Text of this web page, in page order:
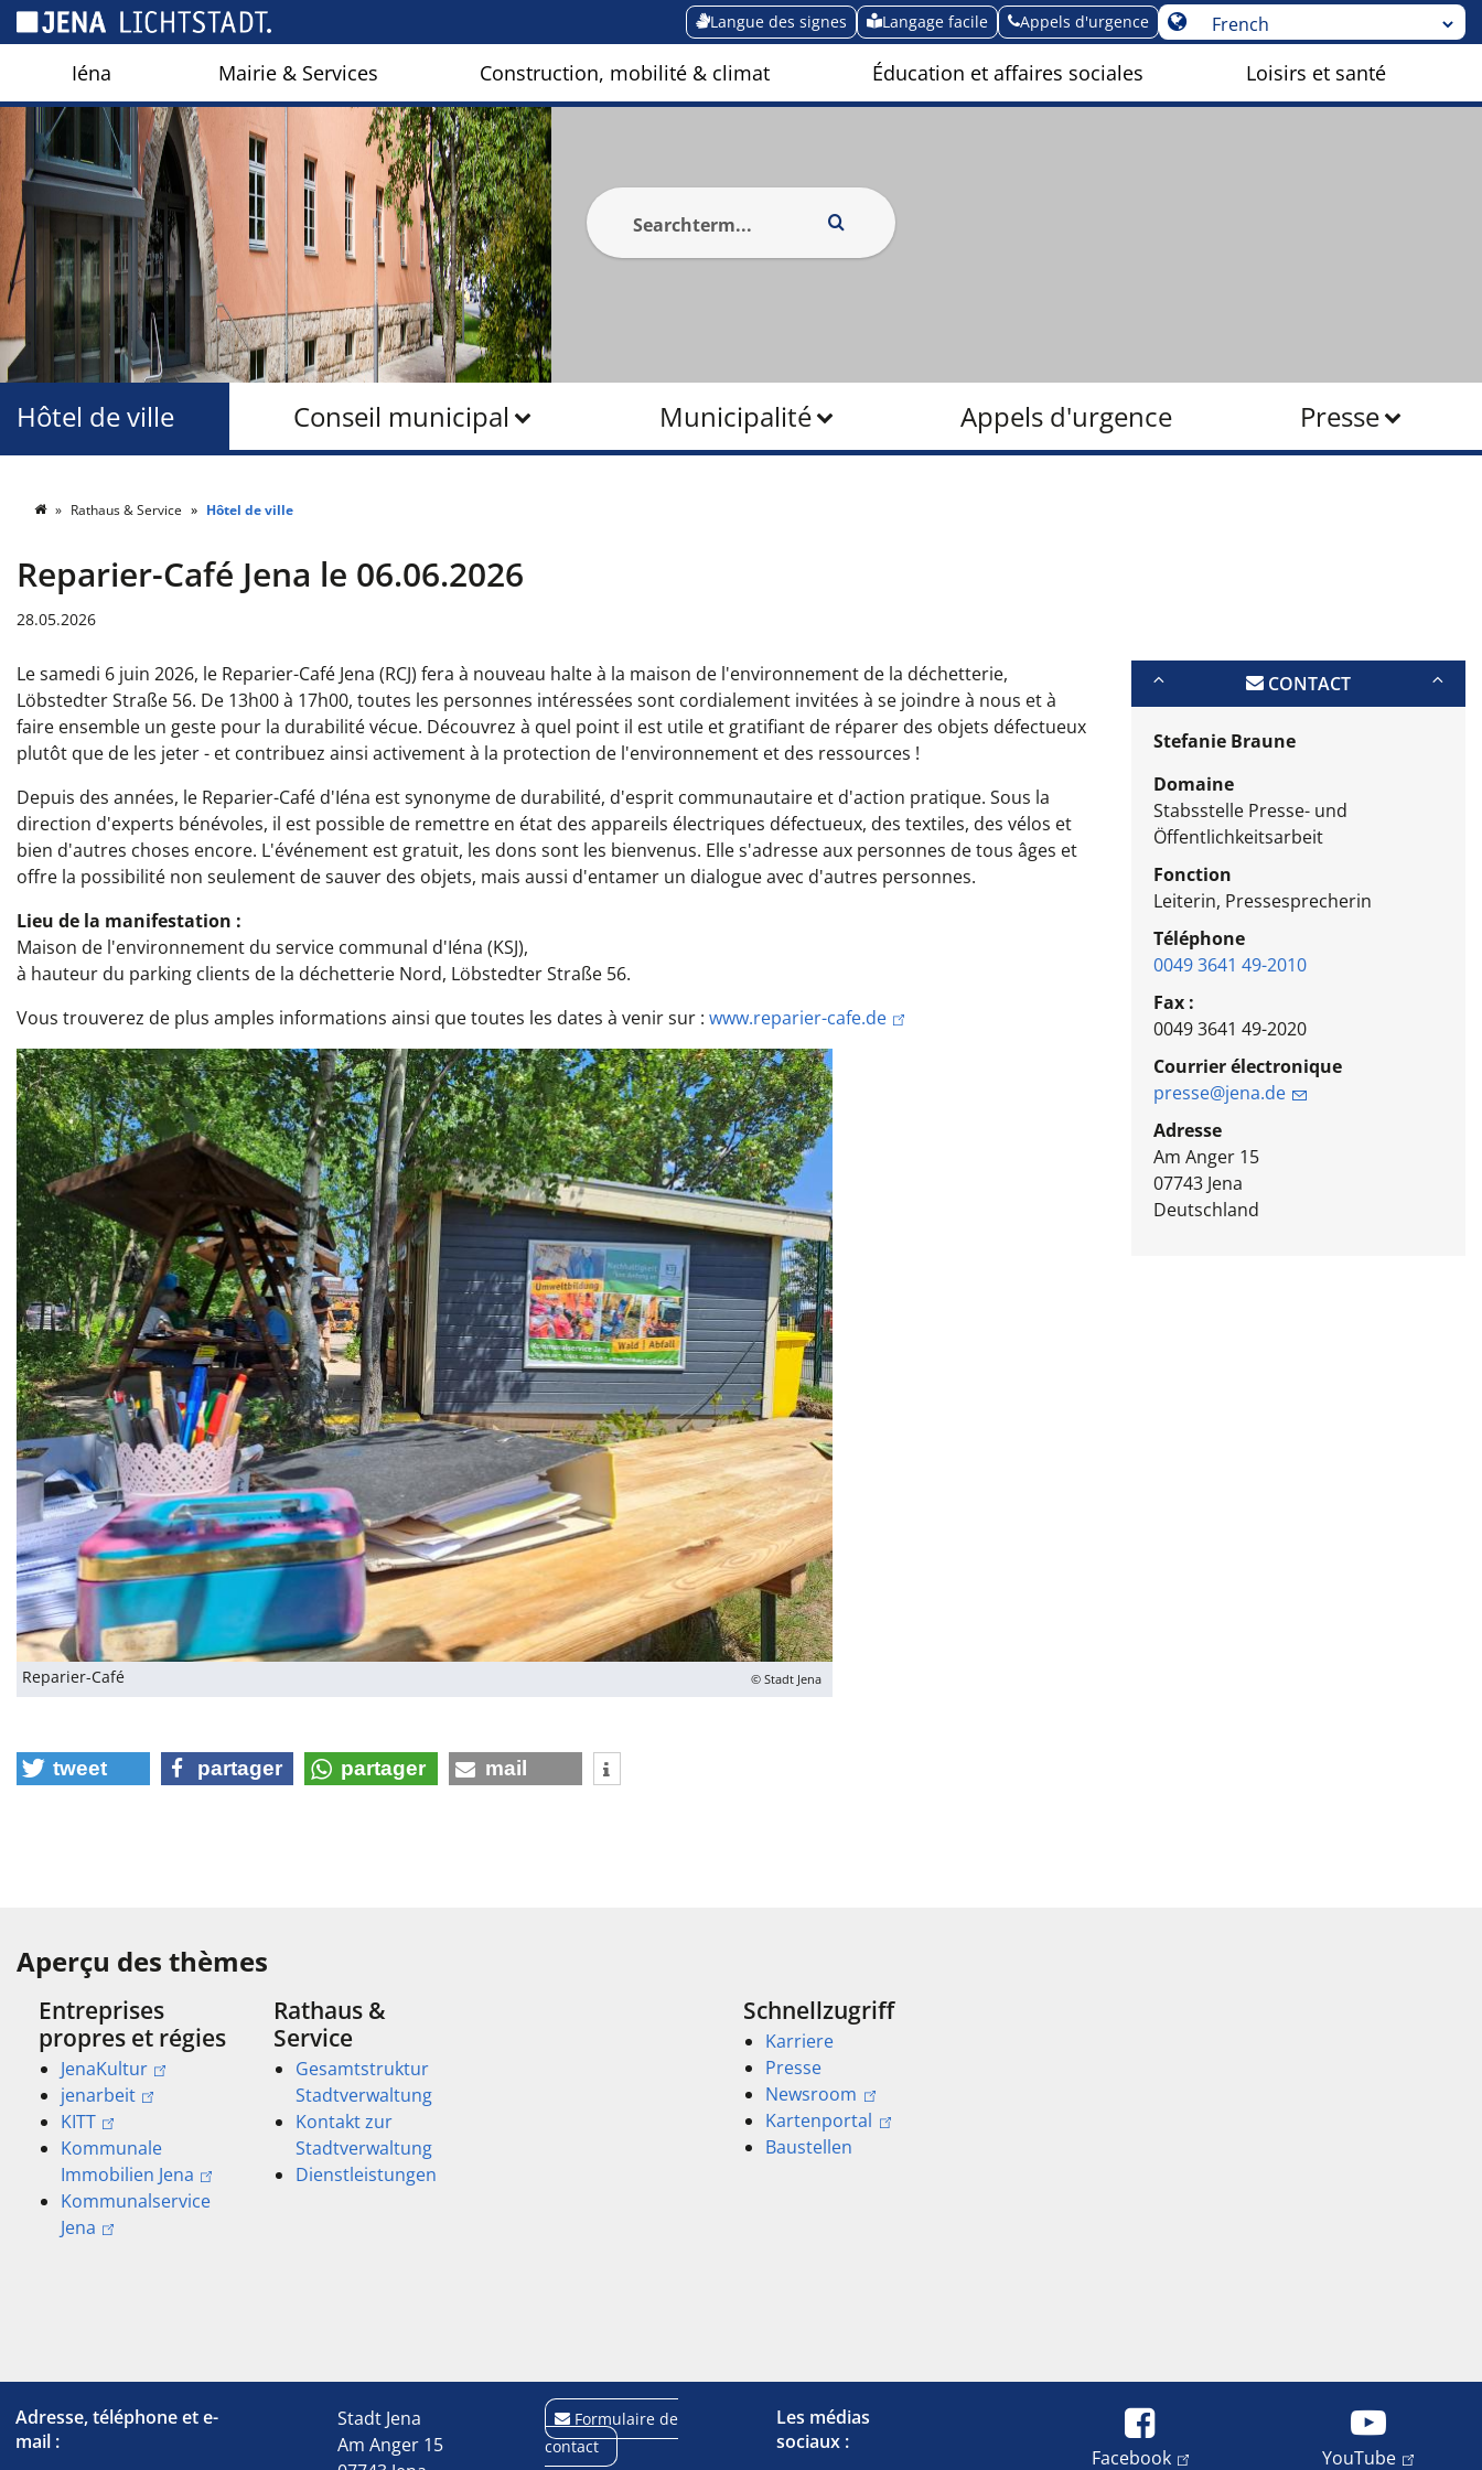
Langue des signes Langage facile Appels d'urgence
Iéna Mairie & Services Construction, mobilité & climat Éducation et affaires sociales Loisirs et santé
Conseil municipal Municipalité Appels d'urgence Presse
Hôtel de ville
Rathaus & Service Hôtel de ville
Reparier-Café Jena le 06.06.2026
28.05.2026
Le samedi 6 juin 2026, le Reparier-Café Jena (RCJ) fera à nouveau halte à la maison de l'environnement de la déchetterie,
Löbstedter Straße 56. De 13h00 à 17h00, toutes les personnes intéressées sont cordialement invitées à se joindre à nous et à
faire ensemble un geste pour la durabilité vécue. Découvrez à quel point il est utile et gratifiant de réparer des objets défectueux
plutôt que de les jeter - et contribuez ainsi activement à la protection de l'environnement et des ressources !
Depuis des années, le Reparier-Café d'Iéna est synonyme de durabilité, d'esprit communautaire et d'action pratique. Sous la
direction d'experts bénévoles, il est possible de remettre en état des appareils électriques défectueux, des textiles, des vélos et
bien d'autres choses encore. L'événement est gratuit, les dons sont les bienvenus. Elle s'adresse aux personnes de tous âges et
offre la possibilité non seulement de sauver des objets, mais aussi d'entamer un dialogue avec d'autres personnes.
Lieu de la manifestation :
Maison de l'environnement du service communal d'Iéna (KSJ),
à hauteur du parking clients de la déchetterie Nord, Löbstedter Straße 56.
Vous trouverez de plus amples informations ainsi que toutes les dates à venir sur : www.reparier-cafe.de
Reparier-Café © Stadt Jena
CONTACT
Stefanie Braune
Domaine
Stabsstelle Presse- und
Öffentlichkeitsarbeit
Fonction
Leiterin, Pressesprecherin
Téléphone
0049 3641 49-2010
Fax :
0049 3641 49-2020
Courrier électronique
presse@jena.de
Adresse
Am Anger 15
07743 Jena
Deutschland
tweet partager partager mail
Aperçu des thèmes
Entreprises
propres et régies
JenaKultur
jenarbeit
KITT
Kommunale
Immobilien Jena
Kommunalservice
Jena
Rathaus &
Service
Gesamtstruktur
Stadtverwaltung
Kontakt zur
Stadtverwaltung
Dienstleistungen
Schnellzugriff
Karriere
Presse
Newsroom
Kartenportal
Baustellen
Adresse, téléphone et e-
mail :
Stadt Jena
Am Anger 15
Formulaire de
contact
Les médias
sociaux :
Facebook YouTube
Panneau de gestion des cookies